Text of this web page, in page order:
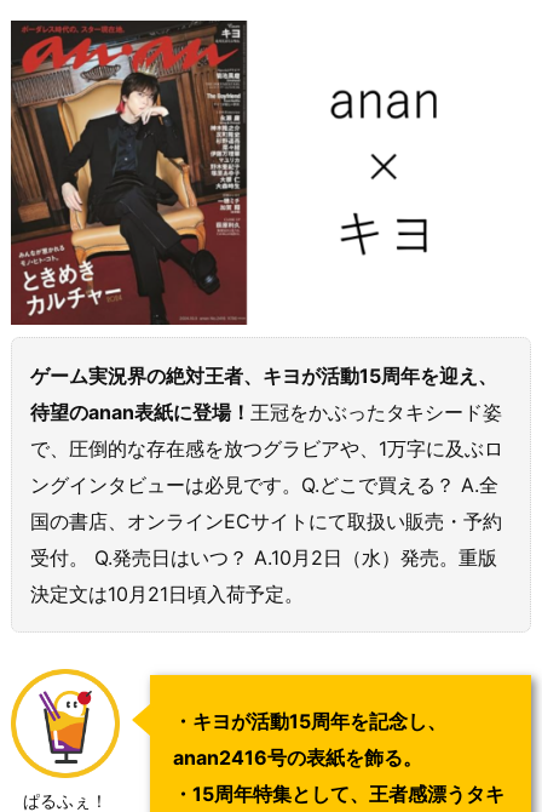
ゲーム実況界の絶対王者、キヨが活動15周年を迎え、
待望のanan表紙に登場！ 王冠をかぶったタキシード姿
で、圧倒的な存在感を放つグラビアや、1万字に及ぶロ
ングインタビューは必見です。Q.どこで買える？ A.全
国の書店、オンラインECサイトにて取扱い販売・予約
受付。 Q.発売日はいつ？ A.10月2日（水）発売。重版
決定文は10月21日頃入荷予定。
ぱるふぇ！
・キヨが活動15周年を記念し、
anan2416号の表紙を飾る。
・15周年特集として、王者感漂うタキ